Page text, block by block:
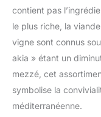
contient pas
le plus riche, la
vigne sont connus
akia » étant un
mezzé, cet
symbolise la
méditerranéenne.